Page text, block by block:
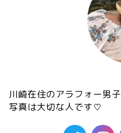
川崎在住のアラフォー男子
写真は大切な人です♡